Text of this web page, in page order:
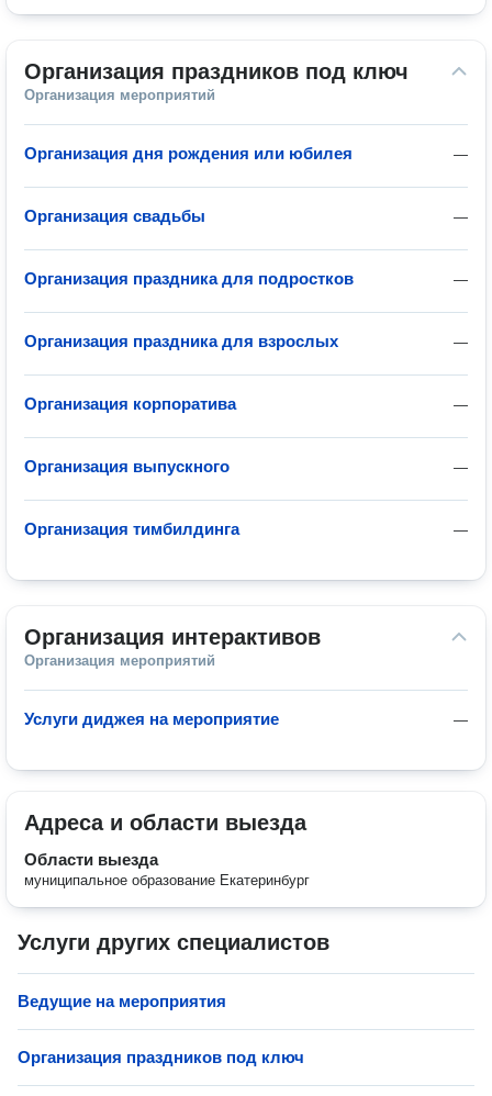
Организация праздников под ключ
Организация мероприятий
—
Организация дня рождения или юбилея
—
Организация свадьбы
—
Организация праздника для подростков
—
Организация праздника для взрослых
—
Организация корпоратива
—
Организация выпускного
—
Организация тимбилдинга
Организация интерактивов
Организация мероприятий
—
Услуги диджея на мероприятие
Адреса и области выезда
Области выезда
муниципальное образование Екатеринбург
Услуги других специалистов
Ведущие на мероприятия
Организация праздников под ключ